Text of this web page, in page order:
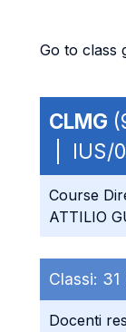
Go to class
CLMG
| IUS/
Course
ATTILIO
Classi: 31
Docenti